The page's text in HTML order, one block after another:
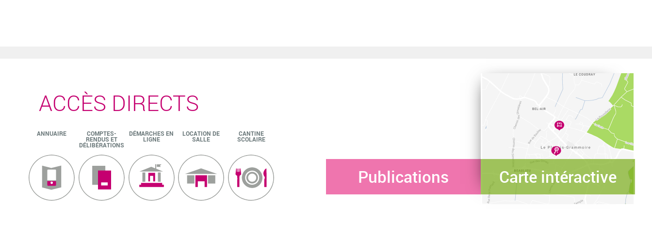
ACCÈS DIRECTS
ANNUAIRE COMPTES-
RENDUS ET
DÉLIBÉRATIONS
DÉMARCHES EN
LIGNE
LOCATION DE
SALLE
CANTINE
SCOLAIRE
Publications Carte intéractive